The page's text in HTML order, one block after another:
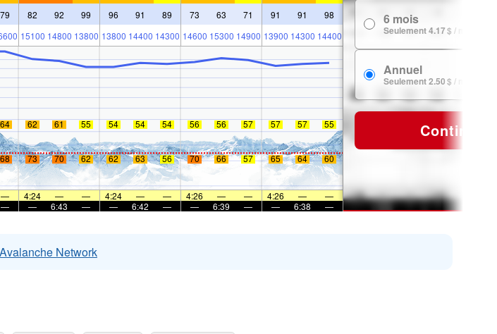
79 82 92 99 96 91 89 73 63 71 91 91 98
15100 14800 13800 13800 14400 14300 14600 15300 14900 13900 14300 14400
64 62 61 55 54 54 54 56 56 57 57 57 55
68 73 70 62 62 63 56 70 66 57 65 64 60
— 4:24 — — 4:24 — — 4:26 — — 4:26 —
—
— — 6:43 — — 6:42 — — 6:39 — — 6:38 —
6 mois
Seulement 4.17 $ / mois
Annuel
Seulement 2.50 $ / mois
Continuer
Network